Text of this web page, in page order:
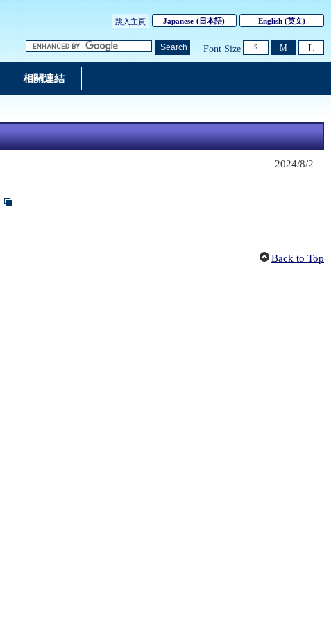
跳入主頁 Japanese (日本語) English(英文)
Search Font Size S M L
相關連結
2024/8/2
Back to Top